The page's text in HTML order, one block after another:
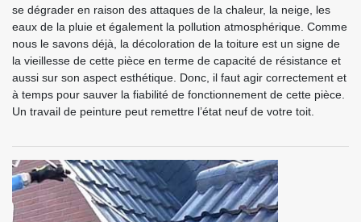
se dégrader en raison des attaques de la chaleur, la neige, les
eaux de la pluie et également la pollution atmosphérique. Comme
nous le savons déjà, la décoloration de la toiture est un signe de
la vieillesse de cette pièce en terme de capacité de résistance et
aussi sur son aspect esthétique. Donc, il faut agir correctement et
à temps pour sauver la fiabilité de fonctionnement de cette pièce.
Un travail de peinture peut remettre l’état neuf de votre toit.